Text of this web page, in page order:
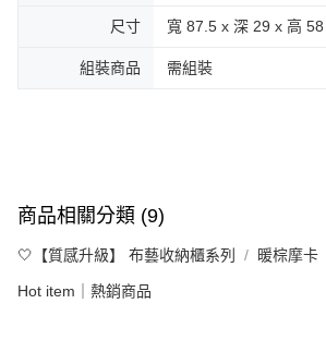
尺寸 寬 87.5 x 深 29 x 高
組裝商品 需組裝
商品相關分類 (9)
🤍【質感升級】 布藝收納櫃系列 暖棕摩卡
Hot item｜熱銷商品